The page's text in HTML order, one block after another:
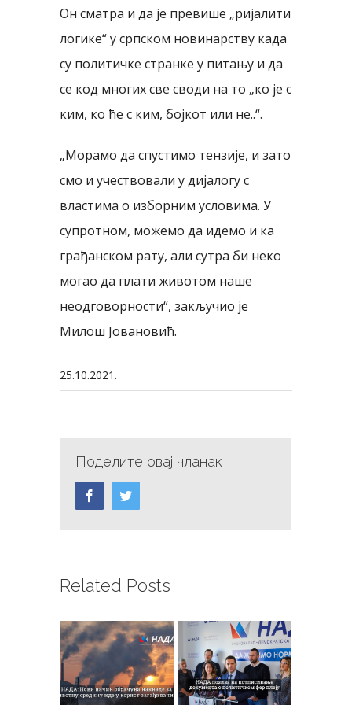
Он сматра и да је превише „ријалити
логике“ у српском новинарству када
су политичке странке у питању и да
се код многих све своди на то „ко је с
ким, ко ће с ким, бојкот или не..“.
„Морамо да спустимо тензије, и зато
смо и учествовали у дијалогу с
властима о изборним условима. У
супротном, можемо да идемо и ка
грађанском рату, али сутра би неко
могао да плати животом наше
неодговорности“, закључио је
Милош Јовановић.
25.10.2021.
Поделите овај чланак
FacebookTwitter
Related Posts